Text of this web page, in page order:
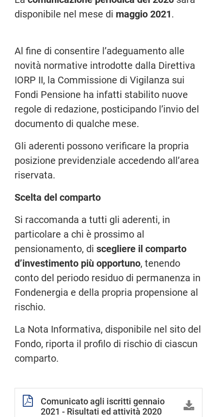
disponibile nel mese di maggio 2021.
Al fine di consentire l’adeguamento alle
novità normative introdotte dalla Direttiva
IORP II, la Commissione di Vigilanza sui
Fondi Pensione ha infatti stabilito nuove
regole di redazione, posticipando l’invio del
documento di qualche mese.
Gli aderenti possono verificare la propria
posizione previdenziale accedendo all’area
riservata.
Scelta del comparto
Si raccomanda a tutti gli aderenti, in
particolare a chi è prossimo al
pensionamento, di scegliere il comparto
d’investimento più opportuno, tenendo
conto del periodo residuo di permanenza in
Fondenergia e della propria propensione al
rischio.
La Nota Informativa, disponibile nel sito del
Fondo, riporta il profilo di rischio di ciascun
comparto.
Comunicato agli iscritti gennaio
2021 - Risultati ed attività 2020